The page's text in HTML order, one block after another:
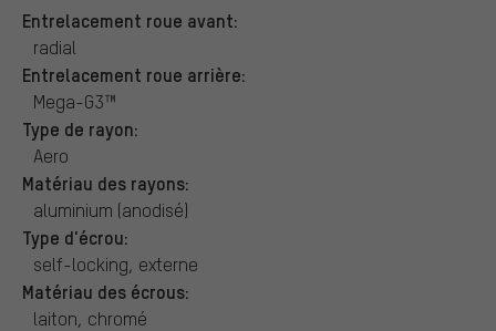
Entrelacement roue avant:
radial
Entrelacement roue arrière:
Mega-G3™
Type de rayon:
Aero
Matériau des rayons:
aluminium (anodisé)
Type d'écrou:
self-locking, externe
Matériau des écrous:
laiton, chromé